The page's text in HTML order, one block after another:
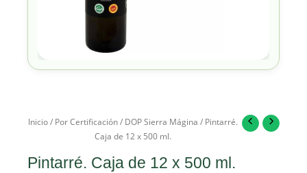
Inicio/ Por Certificación/ DOP Sierra Mágina / Pintarré.
Caja de 12 x 500 ml.
Pintarré. Caja de 12 x 500 ml.